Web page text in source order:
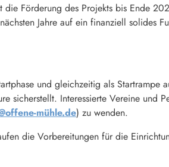
die Förderung des Projekts bis Ende
Jahre auf ein finanziell solides
und gleichzeitig als Startrampe
sicherstellt. Interessierte Vereine und
mühle.de) zu wenden.
die Vorbereitungen für die